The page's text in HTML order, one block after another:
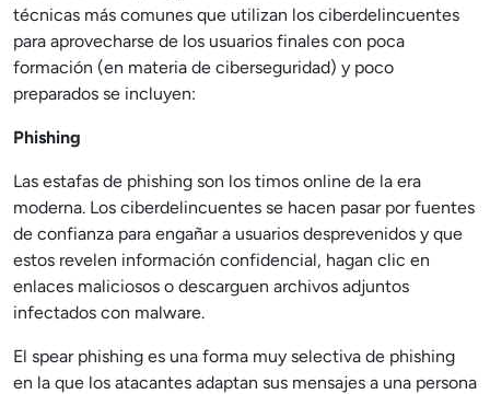
técnicas más comunes que utilizan los ciberdelincuentes
para aprovecharse de los usuarios finales con poca
formación (en materia de ciberseguridad) y poco
preparados se incluyen:
Phishing
Las estafas de phishing son los timos online de la era
moderna. Los ciberdelincuentes se hacen pasar por fuentes
de confianza para engañar a usuarios desprevenidos y que
estos revelen información confidencial, hagan clic en
enlaces maliciosos o descarguen archivos adjuntos
infectados con malware.
El spear phishing es una forma muy selectiva de phishing
en la que los atacantes adaptan sus mensajes a una persona